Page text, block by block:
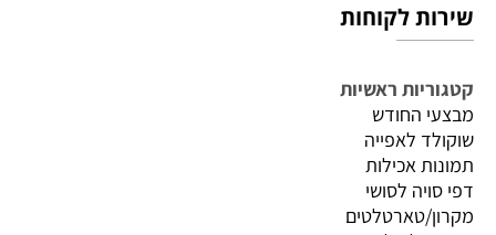
שירות לקוחות
קטגוריות ראשיות
מבצעי החודש
שוקולד לאפייה
תמונות אכילות
דפי סויה לסושי
מקרון/טארטלטים